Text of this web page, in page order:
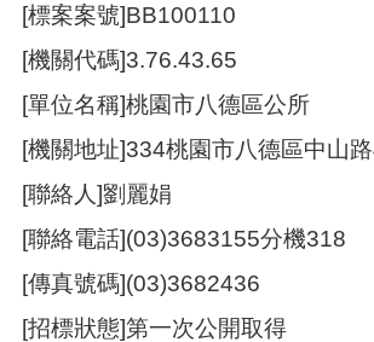
區
紹
訊
息
公
告
生
便
[標案案號]BB100110
[機關代碼]3.76.43.65
[單位名稱]桃園市八德區公所
[機關地址]334桃園市八德區中山
[聯絡人]劉麗娟
[聯絡電話](03)3683155分機318
[傳真號碼](03)3682436
[招標狀態]第一次公開取得